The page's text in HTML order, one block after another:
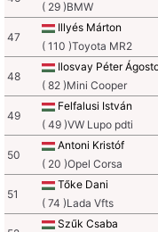
( 29 )BMW
47
Illyés Márton
( 110 )Toyota MR2
48
Ilosvay Péter
( 82 )Mini Cooper
49
Felfalusi István
( 49 )VW Lupo pdti
50
Antoni Kristóf
( 20 )Opel Corsa
51
Tőke Dani
( 74 )Lada Vfts
Szűk Csaba